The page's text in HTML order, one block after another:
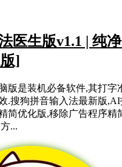
医生版v1.1 | 纯
]
版是装机必备软件,其打字
.搜狗拼音输入法最新版
简优化版,移除广告程序精
...